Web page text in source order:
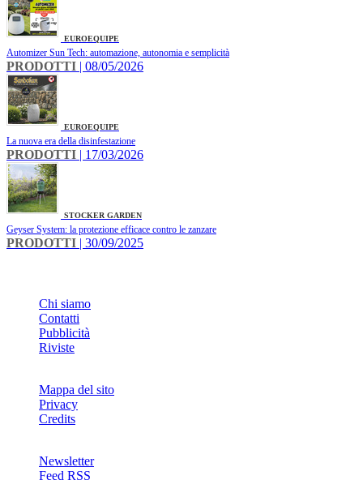
EUROEQUIPE
Automizer Sun Tech: automazione, autonomia e semplicità
PRODOTTI | 08/05/2026
EUROEQUIPE
La nuova era della disinfestazione
PRODOTTI | 17/03/2026
STOCKER GARDEN
Geyser System: la protezione efficace contro le zanzare
PRODOTTI | 30/09/2025
Chi siamo
Contatti
Pubblicità
Riviste
Mappa del sito
Privacy
Credits
Newsletter
Feed RSS